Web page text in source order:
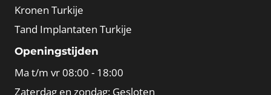
Kronen Turkije
Tand Implantaten Turkije
Openingstijden
Ma t/m vr 08:00 - 18:00
Zaterdag en zondag: Gesloten